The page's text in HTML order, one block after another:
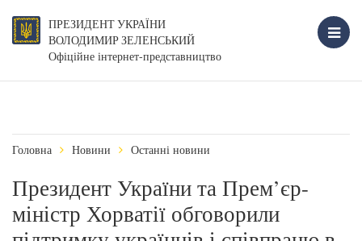
ПРЕЗИДЕНТ УКРАЇНИ
ВОЛОДИМИР ЗЕЛЕНСЬКИЙ
Офіційне інтернет-представництво
Головна Новини Останні новини
Президент України та Прем’єр-
міністр Хорватії обговорили